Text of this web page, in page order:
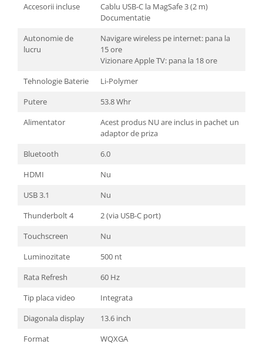
Accesorii incluse
Cablu USB‑C la MagSafe 3 (2 m)
Documentatie
Autonomie de
lucru
Navigare wireless pe internet: pana la
15 ore
Vizionare Apple TV: pana la 18 ore
Tehnologie Baterie
Li-Polymer
Putere
53.8 Whr
Alimentator
Acest produs NU are inclus in pachet un
adaptor de priza
Bluetooth
6.0
HDMI
Nu
USB 3.1
Nu
Thunderbolt 4
2 (via USB-C port)
Touchscreen
Nu
Luminozitate
500 nt
Rata Refresh
60 Hz
Tip placa video
Integrata
Diagonala display
13.6 inch
Format
WQXGA